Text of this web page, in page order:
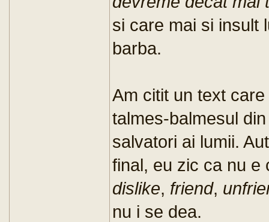
si care mai si insult
barba.
Am citit un text
talmes-balmesul
salvatori ai lumii.
final, eu zic ca nu
dislike, friend,
nu i se dea.